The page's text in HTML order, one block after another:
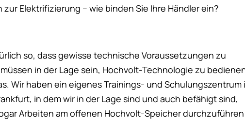
Elektrifizierung – wie binden Sie Ihre Händler ein?
so, dass gewisse technische Voraussetzungen zu
in der Lage sein, Hochvolt-Technologie zu
Wir haben ein eigenes Trainings- und Schulungszentrum
in dem wir in der Lage sind und auch befähigt sind,
Arbeiten am offenen Hochvolt-Speicher durchzuführen